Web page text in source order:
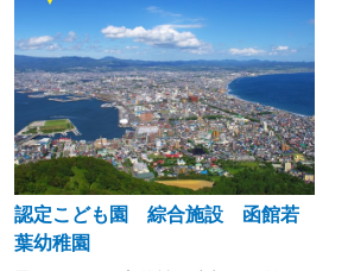
認定こども園 綜合施設 函館若
葉幼稚園